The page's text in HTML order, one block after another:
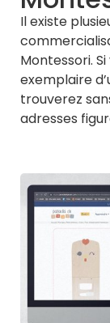
Il existe
Montessori.
exemplaire
trouverez
adresses